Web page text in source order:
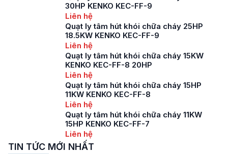
30HP KENKO KEC-FF-9
Liên hệ
Quạt ly tâm hút khói chữa cháy 25HP
18.5KW KENKO KEC-FF-9
Liên hệ
Quạt ly tâm hút khói chữa cháy 15KW
KENKO KEC-FF-8 20HP
Liên hệ
Quạt ly tâm hút khói chữa cháy 15HP
11KW KENKO KEC-FF-8
Liên hệ
Quạt ly tâm hút khói chữa cháy 11KW
15HP KENKO KEC-FF-7
Liên hệ
TIN TỨC MỚI NHẤT